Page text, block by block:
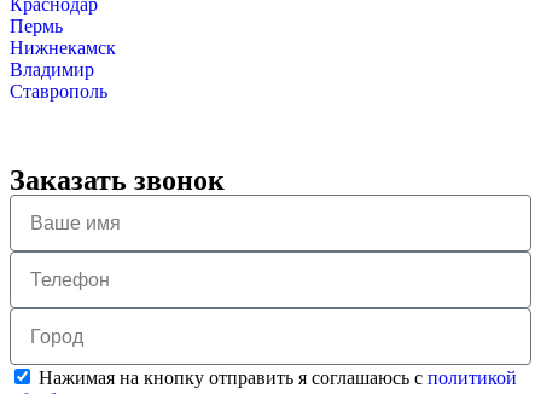
Краснодар
Пермь
Нижнекамск
Владимир
Ставрополь
Заказать звонок
Нажимая на кнопку отправить я соглашаюсь с политикой